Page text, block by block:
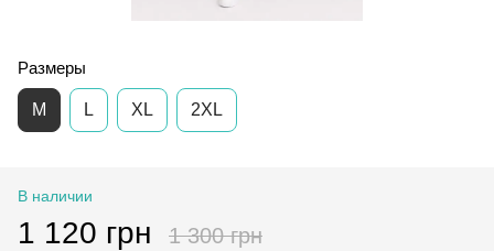
Размеры
M L XL 2XL
В наличии
1 120 грн 1 300 грн